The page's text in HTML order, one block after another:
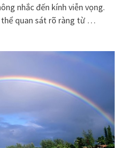
nhắc đến kính viễn vọng.
thể quan sát rõ ràng từ …